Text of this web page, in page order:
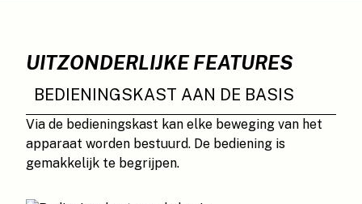
UITZONDERLIJKE FEATURES
BEDIENINGSKAST AAN DE BASIS
Via de bedieningskast kan elke beweging van het
apparaat worden bestuurd. De bediening is
gemakkelijk te begrijpen.